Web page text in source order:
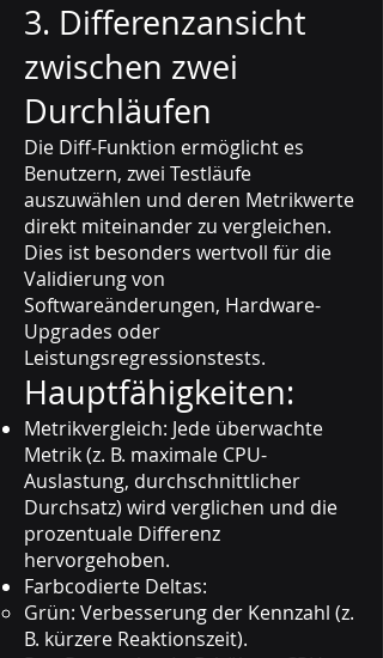
3. Differenzansicht
zwischen zwei
Durchläufen
Die Diff-Funktion ermöglicht es
Benutzern, zwei Testläufe
auszuwählen und deren Metrikwerte
direkt miteinander zu vergleichen.
Dies ist besonders wertvoll für die
Validierung von
Softwareänderungen, Hardware-
Upgrades oder
Leistungsregressionstests.
Hauptfähigkeiten:
Metrikvergleich: Jede überwachte
Metrik (z. B. maximale CPU-
Auslastung, durchschnittlicher
Durchsatz) wird verglichen und die
prozentuale Differenz
hervorgehoben.
Farbcodierte Deltas:
Grün: Verbesserung der Kennzahl (z.
B. kürzere Reaktionszeit).